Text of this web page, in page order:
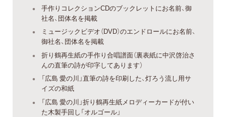
手作りコレクションCDのブックレットにお名前、御
社名、団体名を掲載
ミュージックビデオ（DVD）のエンドロールにお名前、
御社名、団体名を掲載
折り鶴再生紙の手作り合唱譜面（裏表紙に中沢啓治さ
んの直筆の詩が印字してあります）
「広島 愛の川」直筆の詩を印刷した、灯ろう流し用サ
イズの和紙
「広島 愛の川」折り鶴再生紙メロディーカードが付い
た木製手回し「オルゴール」